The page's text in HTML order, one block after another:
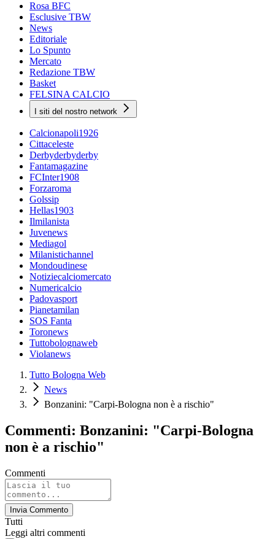
Rosa BFC
Esclusive TBW
News
Editoriale
Lo Spunto
Mercato
Redazione TBW
Basket
FELSINA CALCIO
I siti del nostro network
Calcionapoli1926
Cittaceleste
Derbyderbyderby
Fantamagazine
FCInter1908
Forzaroma
Golssip
Hellas1903
Ilmilanista
Juvenews
Mediagol
Milanistichannel
Mondoudinese
Notiziecalciomercato
Numericalcio
Padovasport
Pianetamilan
SOS Fanta
Toronews
Tuttobolognaweb
Violanews
Tutto Bologna Web
News
Bonzanini: "Carpi-Bologna non è a rischio"
Commenti: Bonzanini: "Carpi-Bologna
non è a rischio"
Commenti
Invia Commento
Tutti
Leggi altri commenti